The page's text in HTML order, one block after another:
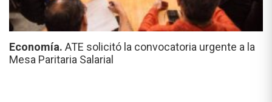
Economía. ATE solicitó la convocatoria urgente a la
Mesa Paritaria Salarial